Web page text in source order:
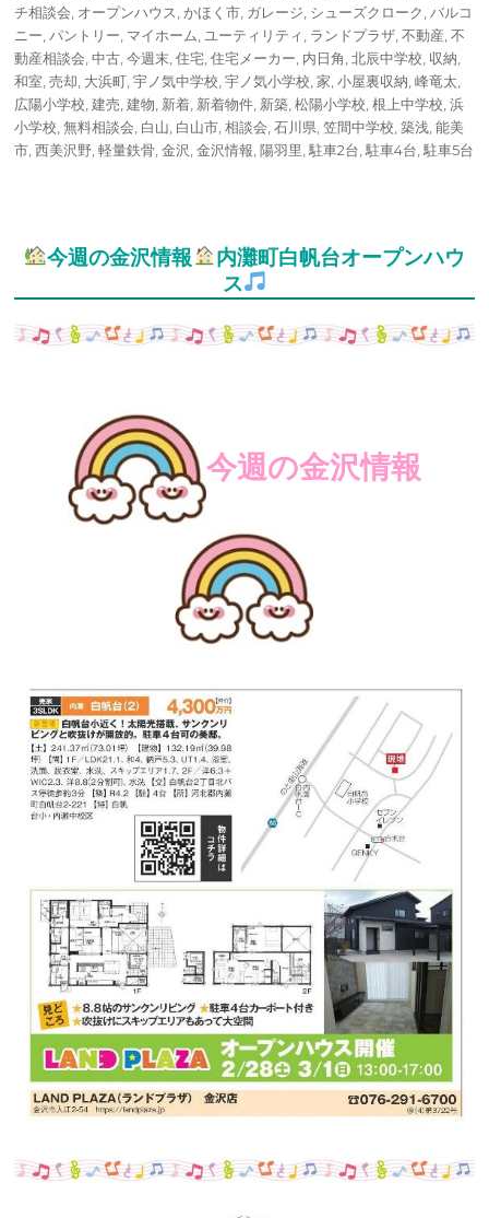
稿
日:
グ
チ相談会 オープンハウス ,かほく市 ガレージ シューズクローク バルコ
ニー パントリー マイホーム ユーティリティ ランドプラザ ,不動産 ,不
動産相談会 ,中古 ,今週末 ,住宅 ,住宅メーカー 内日角 ,北辰中学校 収納
和室 ,売却 大浜町 ,宇ノ気中学校 ,宇ノ気小学校 ,家 ,小屋裏収納 ,峰竜太
広陽小学校 ,建売 ,建物 新着 新着物件 新築 ,松陽小学校 ,根上中学校 ,浜
小学校 ,無料相談会 白山 白山市 ,相談会 ,石川県 ,笠間中学校 ,築浅 ,能美
市 ,西美沢野 ,軽量鉄骨 ,金沢 ,金沢情報 ,陽羽里 ,駐車2台 ,駐車4台 ,駐車5台
今週の金沢情報
内灘町白帆台オープンハウ
ス
今週の金沢情報